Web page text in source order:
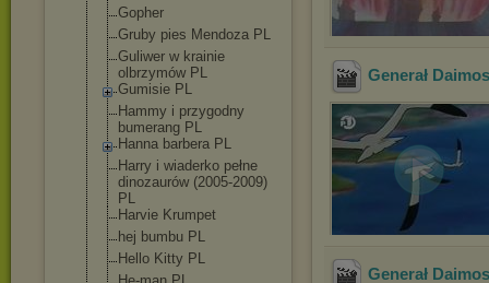
Gopher
Gruby pies Mendoza PL
Guliwer w krainie
olbrzymów PL
Gumisie PL
Hammy i przygodny
bumerang PL
Hanna barbera PL
Harry i wiaderko pełne
dinozaurów (2005-2009)
PL
Harvie Krumpet
hej bumbu PL
Hello Kitty PL
Generał
Generał